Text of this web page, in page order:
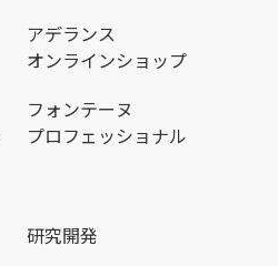
アデランス
オンラインショップ
フォンテーヌ
プロフェッショナル
研究開発